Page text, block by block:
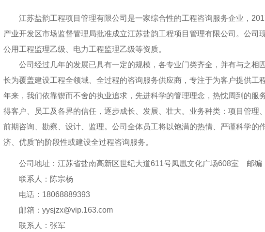
江苏盐韵工程项目管理有限公司是一家综合性的工程咨询服务企业，
产业开发区市场监督管理局批准成立江苏盐韵工程项目管理有限公司。公司
公用工程监理乙级、电力工程监理乙级等资质。
公司经过几年的发展已具有一定的规模，各专业门类齐全，并有与之相
长为覆盖建设工程全领域、全过程的咨询服务供应商，专注于为客户提供工
年来，我们依靠锲而不舍的执业追求，先进科学的管理理念，热忱周到的服
得客户、员工及各界的信任，逐步成长、发展、壮大。业务种类：项目管理
前期咨询、勘察、设计、监理。公司全体员工将以饱满的热情、严谨科学的
济、优质”的阶段性或建设全过程咨询服务。
公司地址：江苏省盐南高新区世纪大道611号凤凰文化广场608室 邮编
联系人：陈宗杨
电话：18068889393
邮箱：yysjzx@vip.163.com
联系人：张军